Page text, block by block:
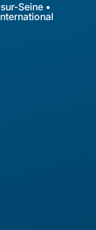
Seine •